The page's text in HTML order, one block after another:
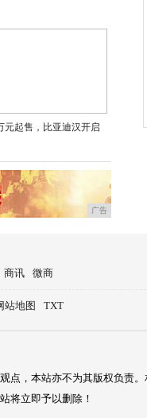
元起售，比亚迪汉开启
广告
商讯 微商
站地图 TXT
，本站亦不为其版权负责
将立即予以删除！